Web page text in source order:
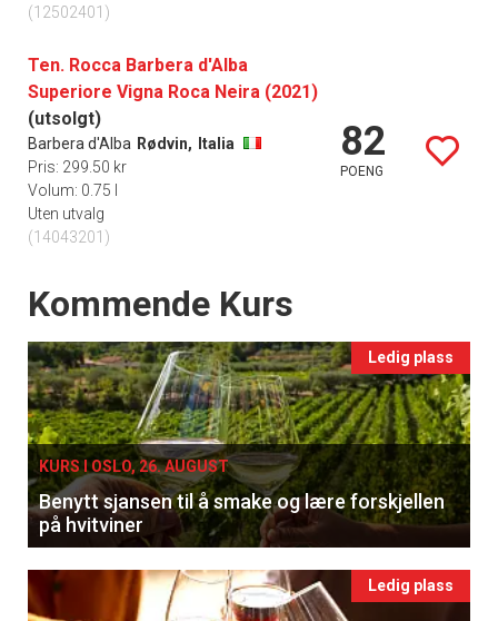
(12502401)
Ten. Rocca Barbera d'Alba
Superiore Vigna Roca Neira (2021)
(utsolgt)
Barbera d'Alba Rødvin,
Italia
Pris: 299.50 kr
Volum: 0.75 l
Uten utvalg
(14043201)
82
POENG
Events
Kommende Kurs
Ledig plass
KURS I OSLO, 26. AUGUST
Benytt sjansen til å smake og lære forskjellen
på hvitviner
Ledig plass